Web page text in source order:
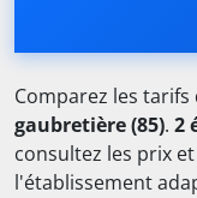
Comparez les tarifs
gaubretière (85). 2
consultez les prix
l'établissement